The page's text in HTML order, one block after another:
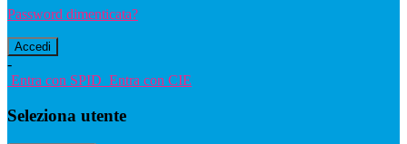
Password dimenticata?
-
Entra con SPID Entra con CIE
Seleziona utente